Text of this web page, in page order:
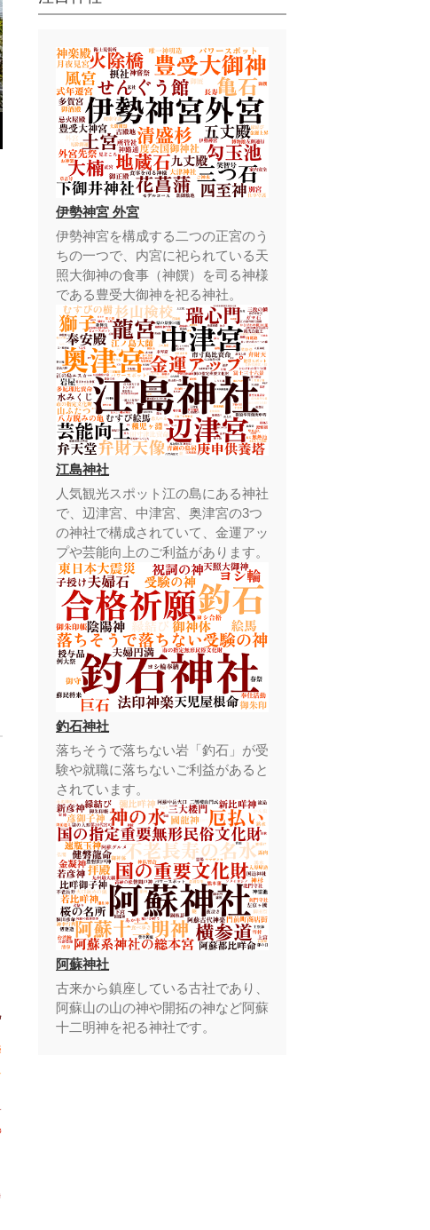
伊勢神宮 外宮
伊勢神宮を構成する二つの正宮のう
ちの一つで、内宮に祀られている天
照大御神の食事（神饌）を司る神様
である豊受大御神を祀る神社。
江島神社
人気観光スポット江の島にある神社
で、辺津宮、中津宮、奥津宮の3つ
の神社で構成されていて、金運アッ
プや芸能向上のご利益があります。
釣石神社
落ちそうで落ちない岩「釣石」が受
験や就職に落ちないご利益があると
されています。
阿蘇神社
古来から鎮座している古社であり、
阿蘇山の山の神や開拓の神など阿蘇
十二明神を祀る神社です。